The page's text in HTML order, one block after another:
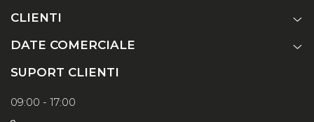
CLIENTI
DATE COMERCIALE
SUPORT CLIENTI
09:00 - 17:00